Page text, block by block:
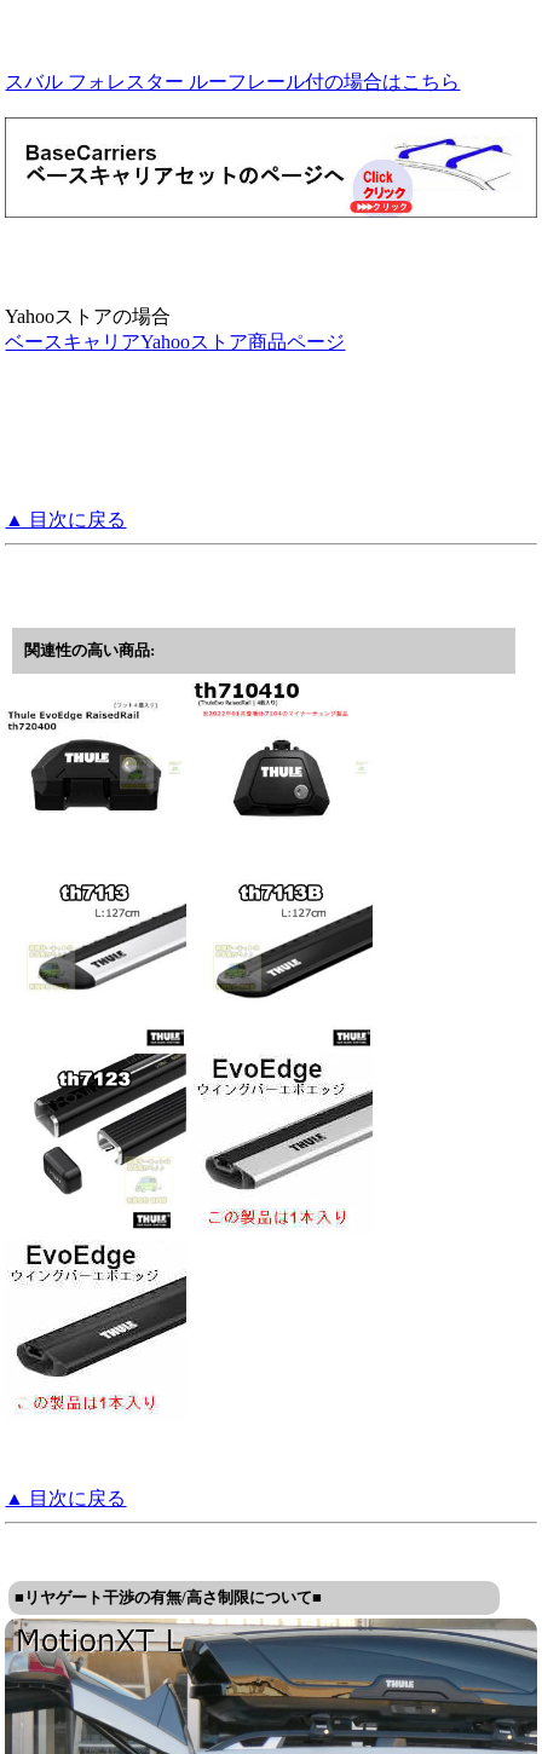
スバル フォレスター ルーフレール付の場合はこちら
Yahooストアの場合
ベースキャリアYahooストア商品ページ
▲ 目次に戻る
関連性の高い商品:
▲ 目次に戻る
■リヤゲート干渉の有無/高さ制限について■